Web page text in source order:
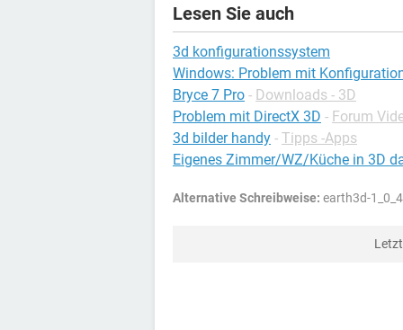
Lesen Sie auch
3d konfigurationssystem
Windows: Problem mit
Bryce 7 Pro - Downloads - 3D
Problem mit DirectX 3D - Forum
3d bilder handy - Tipps -Apps
Eigenes Zimmer/WZ/Küche in 3D
Alternative Schreibweise: earth3d-